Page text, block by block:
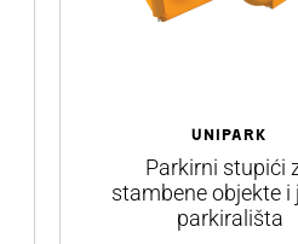
UNIPARK
Parkirni stupići
stambene objekte i
parkirališta